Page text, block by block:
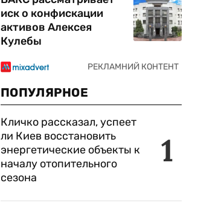
иск о конфискации
активов Алексея
Кулебы
ПОПУЛЯРНОЕ
1
Кличко рассказал, успеет
ли Киев восстановить
энергетические объекты к
началу отопительного
сезона